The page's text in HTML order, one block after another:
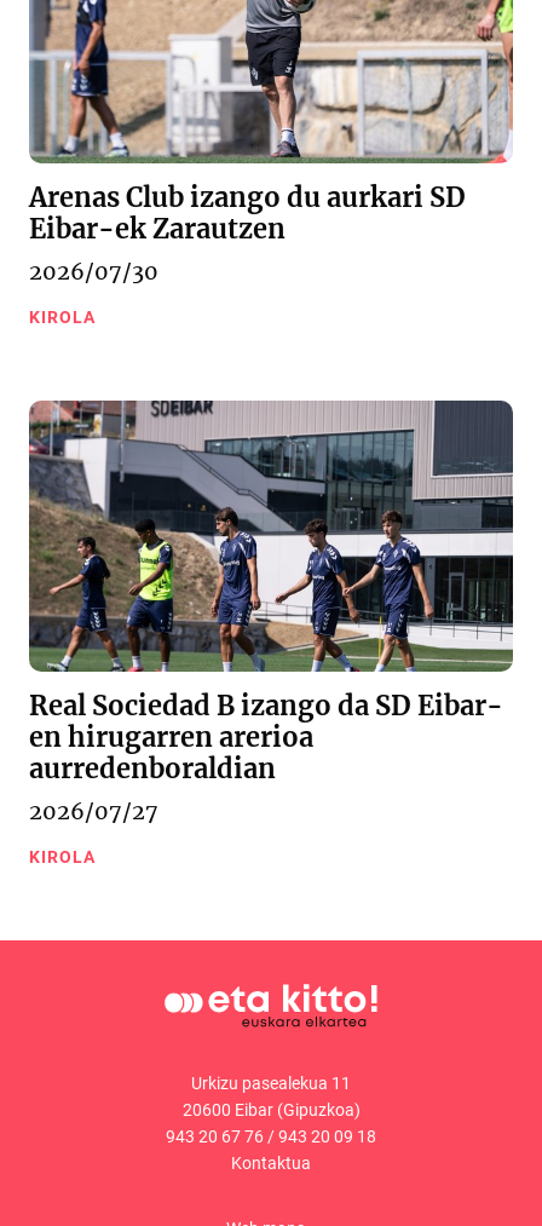
Arenas Club izango du aurkari SD
Eibar-ek Zarautzen
2026/07/30
KIROLA
Real Sociedad B izango da SD Eibar-
en hirugarren arerioa
aurredenboraldian
2026/07/27
KIROLA
Urkizu pasealekua 11
20600 Eibar (Gipuzkoa)
943 20 67 76 /943 20 09 18
Kontaktua